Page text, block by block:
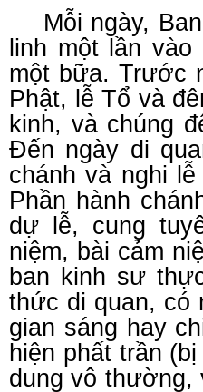
Mỗi ngày,
linh một lần
một bữa. Trước
Phật, lễ Tổ và
kinh, và chúng
Đến ngày di
chánh và nghi
Phần hành
dự lễ, cung
niệm, bài cảm
ban kinh sư
thức di quan, có
gian sáng hay
hiện phất trần
dung vô thường,